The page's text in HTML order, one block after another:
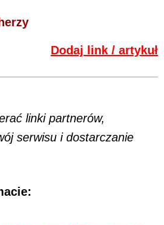
Dodaj link / artykuł
linki partnerów,
serwisu i dostarczanie